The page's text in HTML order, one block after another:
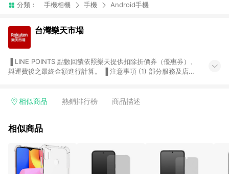
分類： 手機相機 手機 Android手機
台灣樂天市場
與運費後之最終金額進行計算。 ▐ 注意事項 (1) 部分服務及店家
Smart mobile、神腦生活、JS巨盛、樂天KOBO電子書，請詳閱
台灣樂天市場，並在同一瀏覽器於24小時內結帳，才享有 LINE
市場 45 天內完成訂單出貨及結帳，則不符合贈點資格。 (4) 如
使用APP、或中途瀏覽比價網、回饋網、Google等其他網頁、或
由網頁版(電腦版/手機版網頁)切換為App都將會造成追蹤中斷而
相似商品 熱銷排行榜 商品描述
相似商品